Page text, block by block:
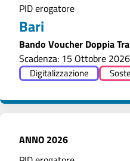
PID erogatore
Bari
Bando Voucher Doppia
Scadenza: 15 Ottobre 2026
Digitalizzazione
ANNO 2026